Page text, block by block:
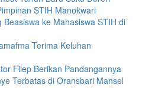
STIH Manokwari
ke Mahasiswa STIH di
Terima Keluhan
Filep Berikan Pandangannya
Terbatas di Oransbari Mansel